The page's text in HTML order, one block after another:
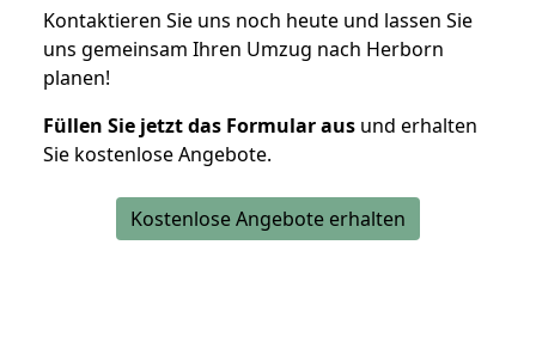
Kontaktieren Sie uns noch heute und lassen Sie
uns gemeinsam Ihren Umzug nach Herborn
planen!
Füllen Sie jetzt das Formular aus und erhalten
Sie kostenlose Angebote.
Kostenlose Angebote erhalten